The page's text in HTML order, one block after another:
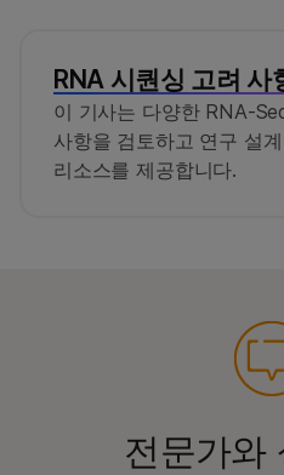
RNA 시퀀싱 고려 사
이 기사는 다양한 RNA-
사항을 검토하고 연구 설
리소스를 제공합니다.
전문가와